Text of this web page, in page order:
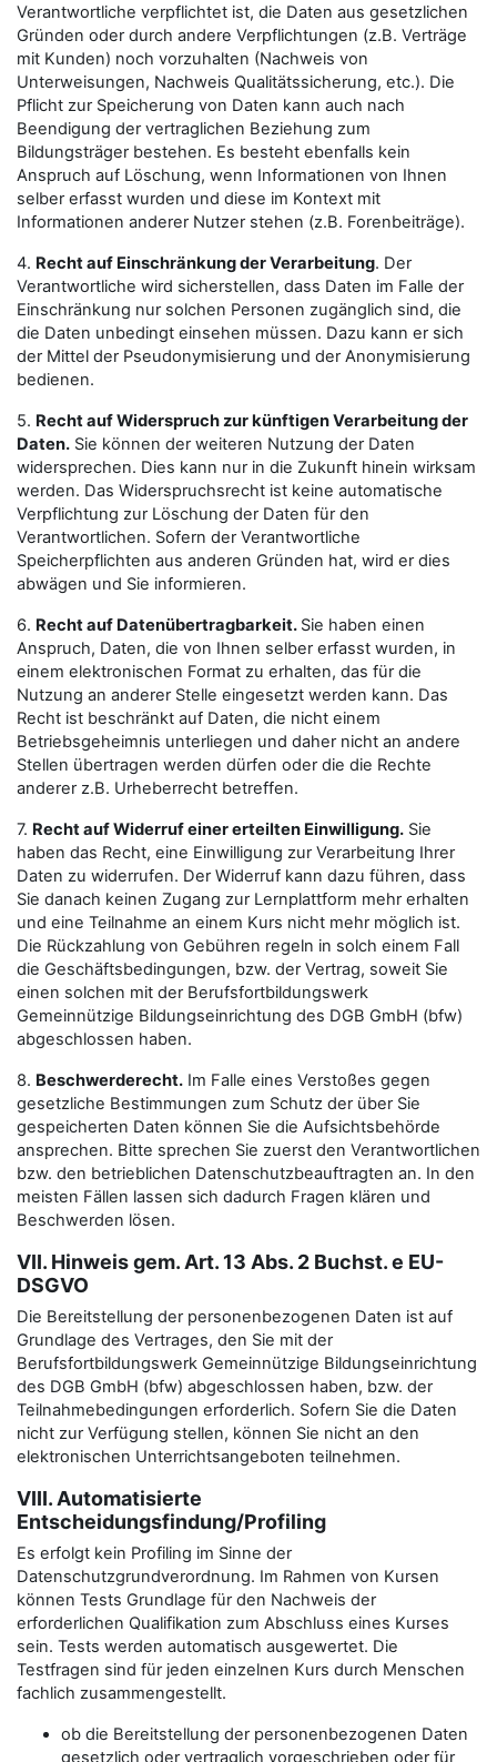
Verantwortliche verpflichtet ist, die Daten aus gesetzlichen
Gründen oder durch andere Verpflichtungen (z.B. Verträge
mit Kunden) noch vorzuhalten (Nachweis von
Unterweisungen, Nachweis Qualitätssicherung, etc.). Die
Pflicht zur Speicherung von Daten kann auch nach
Beendigung der vertraglichen Beziehung zum
Bildungsträger bestehen. Es besteht ebenfalls kein
Anspruch auf Löschung, wenn Informationen von Ihnen
selber erfasst wurden und diese im Kontext mit
Informationen anderer Nutzer stehen (z.B. Forenbeiträge).
4. Recht auf Einschränkung der Verarbeitung. Der
Verantwortliche wird sicherstellen, dass Daten im Falle der
Einschränkung nur solchen Personen zugänglich sind, die
die Daten unbedingt einsehen müssen. Dazu kann er sich
der Mittel der Pseudonymisierung und der Anonymisierung
bedienen.
5. Recht auf Widerspruch zur künftigen Verarbeitung der
Daten. Sie können der weiteren Nutzung der Daten
widersprechen. Dies kann nur in die Zukunft hinein wirksam
werden. Das Widerspruchsrecht ist keine automatische
Verpflichtung zur Löschung der Daten für den
Verantwortlichen. Sofern der Verantwortliche
Speicherpflichten aus anderen Gründen hat, wird er dies
abwägen und Sie informieren.
6. Recht auf Datenübertragbarkeit. Sie haben einen
Anspruch, Daten, die von Ihnen selber erfasst wurden, in
einem elektronischen Format zu erhalten, das für die
Nutzung an anderer Stelle eingesetzt werden kann. Das
Recht ist beschränkt auf Daten, die nicht einem
Betriebsgeheimnis unterliegen und daher nicht an andere
Stellen übertragen werden dürfen oder die die Rechte
anderer z.B. Urheberrecht betreffen.
7. Recht auf Widerruf einer erteilten Einwilligung. Sie
haben das Recht, eine Einwilligung zur Verarbeitung Ihrer
Daten zu widerrufen. Der Widerruf kann dazu führen, dass
Sie danach keinen Zugang zur Lernplattform mehr erhalten
und eine Teilnahme an einem Kurs nicht mehr möglich ist.
Die Rückzahlung von Gebühren regeln in solch einem Fall
die Geschäftsbedingungen, bzw. der Vertrag, soweit Sie
einen solchen mit der Berufsfortbildungswerk
Gemeinnützige Bildungseinrichtung des DGB GmbH (bfw)
abgeschlossen haben.
8. Beschwerderecht. Im Falle eines Verstoßes gegen
gesetzliche Bestimmungen zum Schutz der über Sie
gespeicherten Daten können Sie die Aufsichtsbehörde
ansprechen. Bitte sprechen Sie zuerst den Verantwortlichen
bzw. den betrieblichen Datenschutzbeauftragten an. In den
meisten Fällen lassen sich dadurch Fragen klären und
Beschwerden lösen.
VII. Hinweis gem. Art. 13 Abs. 2 Buchst. e EU-
DSGVO
Die Bereitstellung der personenbezogenen Daten ist auf
Grundlage des Vertrages, den Sie mit der
Berufsfortbildungswerk Gemeinnützige Bildungseinrichtung
des DGB GmbH (bfw) abgeschlossen haben, bzw. der
Teilnahmebedingungen erforderlich. Sofern Sie die Daten
nicht zur Verfügung stellen, können Sie nicht an den
elektronischen Unterrichtsangeboten teilnehmen.
VIII. Automatisierte
Entscheidungsfindung/Profiling
Es erfolgt kein Profiling im Sinne der
Datenschutzgrundverordnung. Im Rahmen von Kursen
können Tests Grundlage für den Nachweis der
erforderlichen Qualifikation zum Abschluss eines Kurses
sein. Tests werden automatisch ausgewertet. Die
Testfragen sind für jeden einzelnen Kurs durch Menschen
fachlich zusammengestellt.
ob die Bereitstellung der personenbezogenen Daten
gesetzlich oder vertraglich vorgeschrieben oder für